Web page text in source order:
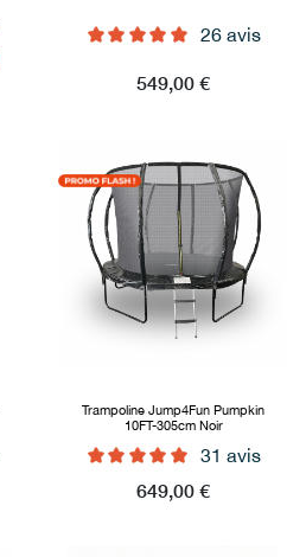
26 avis
Prix
549,00 €
Trampoline Jump4Fun Pumpkin
10FT-305cm Noir
31 avis
Prix
649,00 €